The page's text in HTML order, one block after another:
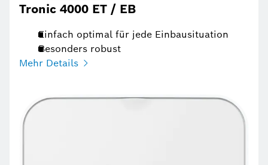
Tronic 4000 ET / EB
Einfach optimal für jede Einbausituation
Besonders robust
Mehr Details